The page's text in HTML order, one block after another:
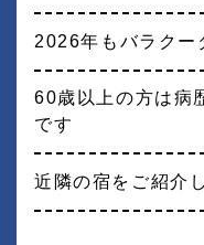
2026年もバラクー
60歳以上の方は病
です
近隣の宿をご紹介